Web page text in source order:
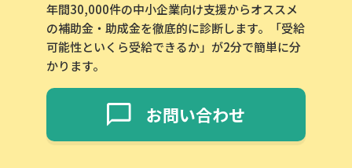
年間30,000件の中小企業向け支援からオススメ
の補助金・助成金を徹底的に診断します。「受給
可能性といくら受給できるか」が2分で簡単に分
かります。
お問い合わせ